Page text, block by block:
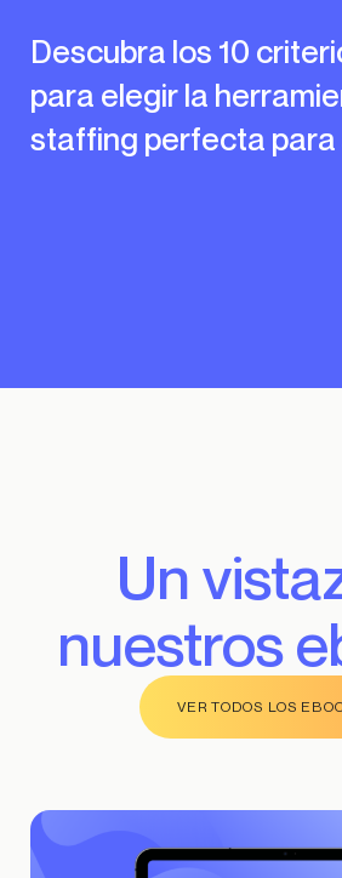
Descubra los 10 criterios clave
para elegir la
staffing perfecta para
Un
nuestros
VER TODOS LOS